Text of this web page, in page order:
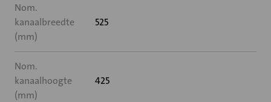
Nom.
kanaalbreedte
(mm)
525
Nom.
kanaalhoogte
(mm)
425